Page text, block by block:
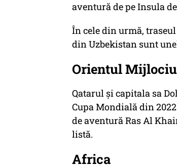
aventură de pe Insula
În cele din urmă,
din Uzbekistan sunt
Orientul Mijlociu
Qatarul și capitala sa
Cupa Mondială din
de aventură Ras Al
listă.
Africa